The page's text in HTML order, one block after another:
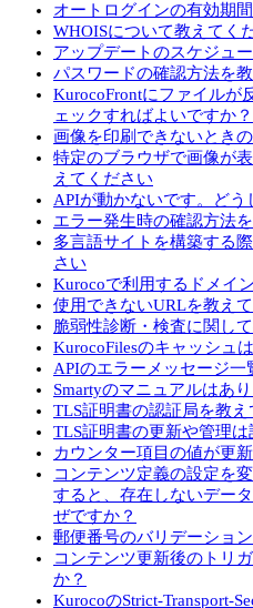
オートログインの有効期
WHOISについて教えてく
アップデートのスケジュ
パスワードの確認方法を
KurocoFrontにファイルが
ェックすればよいですか？
画像を印刷できないとき
特定のブラウザで画像が
えてください
APIが動かないです。どう
エラー発生時の確認方法
多言語サイトを構築する
さい
Kurocoで利用するドメイ
使用できないURLを教え
脆弱性診断・検査に関し
KurocoFilesのキャッシュ
APIのエラーメッセージ一
Smartyのマニュアルはあ
TLS証明書の認証局を教え
TLS証明書の更新や管理
カウンター項目の値が更
コンテンツ定義の設定を
すると、存在しないデー
ぜですか？
郵便番号のバリデーショ
コンテンツ更新後のトリ
か？
KurocoのStrict-Transport-